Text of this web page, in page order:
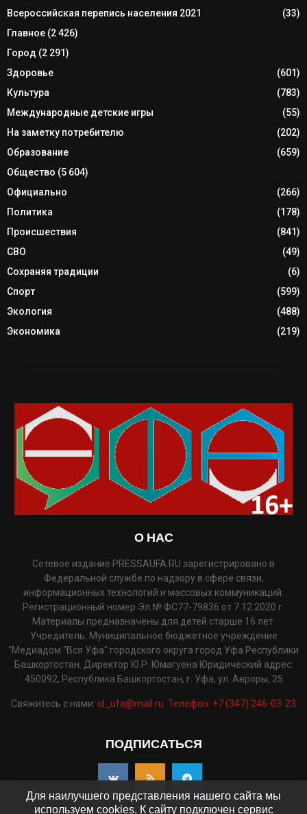
Всероссийская перепись населения 2021
(33)
Главное (2 426)
Город (2 291)
Здоровье
(601)
Культура
(783)
Международные детские игры
(55)
На заметку потребителю
(202)
Образование
(659)
Общество (5 604)
Официально
(266)
Политика
(178)
Происшествия
(841)
СВО
(49)
Сохраняя традиции
(6)
Спорт
(599)
Экология
(488)
Экономика
(219)
О НАС
Сетевое издание PRESSAUFA.RU зарегистрировано в
Федеральной службе по надзору в сфере связи,
информационных технологий и массовых коммуникаций.
Регистрационный номер Эл № ФС77-79836 от 7.12.2020 г.
Материалы предназначены для детей старше 16 лет.
Учредитель: Муниципальное бюджетное учреждение
"Медиадом "Вся Уфа" городского округа город Уфа Республики
Башкортостан. Директор Ю.Р. Юмагуена Юридический адрес:
450092, Республика Башкортостан, г. Уфа, ул. Авроры, 25
Свяжитесь с нами: id_ufa@mail.ru. Телефон: +7 (347) 246-03-23
ПОДПИСАТЬСЯ
Для наилучшего представления нашего сайта мы
используем cookies. К сайту подключен сервис